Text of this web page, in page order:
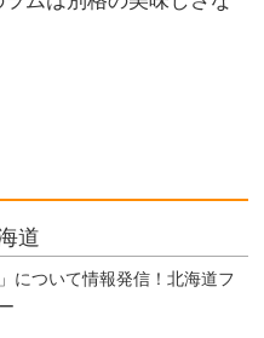
道
について情報発信！北海道フ